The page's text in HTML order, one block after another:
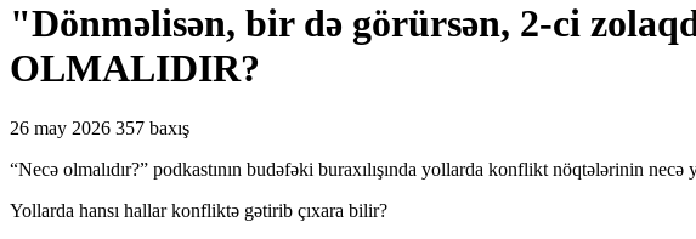
"Dönməlisən, bir də görürsən, 2-ci
OLMALIDIR?
26 may 2026 357 baxış
“Necə olmalıdır?” podkastının budəfəki buraxılışında yollarda konflikt nöqtələrinin
Yollarda hansı hallar konfliktə gətirib çıxara bilir?